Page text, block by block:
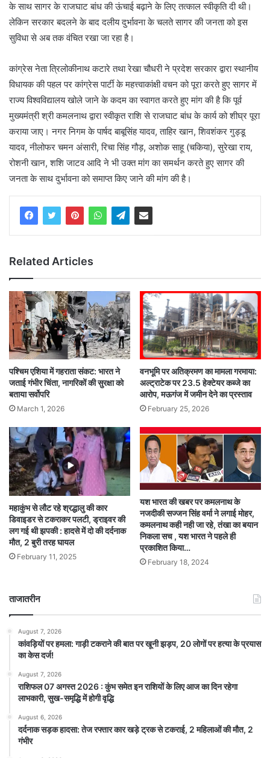
के साथ सागर के राजघाट बांध की ऊंचाई बढ़ाने के लिए तत्काल स्वीकृति दी थी।
लेकिन सरकार बदलने के बाद दलीय दुर्भावना के चलते सागर की जनता को इस
सुविधा से अब तक वंचित रखा जा रहा है।
कांग्रेस नेता त्रिलोकीनाथ कटारे तथा रेखा चौधरी ने प्रदेश सरकार द्वारा स्थानीय
विधायक की पहल पर कांग्रेस पार्टी के महत्त्वाकांक्षी वचन को पूरा करते हुए सागर में
राज्य विश्वविद्यालय खोले जाने के कदम का स्वागत करते हुए मांग की है कि पूर्व
मुख्यमंत्री श्री कमलनाथ द्वारा स्वीकृत राशि से राजघाट बांध के कार्य को शीघ्र पूरा
कराया जाए। नगर निगम के पार्षद बाबूसिंह यादव, ताहिर खान, शिवशंकर गुड्डू
यादव, नीलोफर चमन अंसारी, रिचा सिंह गौड़, अशोक साहू (चकिया), सुरेखा राय,
रोशनी खान, शशि जाटव आदि ने भी उक्त मांग का समर्थन करते हुए सागर की
जनता के साथ दुर्भावना को समाप्त किए जाने की मांग की है।
Related Articles
पश्चिम एशिया में गहराता संकट: भारत ने
जताई गंभीर चिंता, नागरिकों की सुरक्षा को
बताया सर्वोपरि
March 1, 2026
वनभूमि पर अतिक्रमण का मामला गरमाया:
अल्ट्राटेक पर 23.5 हेक्टेयर कब्जे का
आरोप, मऊगंज में जमीन देने का प्रस्ताव
February 25, 2026
महाकुंभ से लौट रहे श्रद्धालु की कार
डिवाइडर से टकराकर पलटी, ड्राइवर की
लग गई थी झपकी : हादसे में दो की दर्दनाक
मौत, 2 बुरी तरह घायल
February 11, 2025
यश भारत की खबर पर कमलनाथ के
नजदीकी सज्जन सिंह वर्मा ने लगाई मोहर,
कमलनाथ कही नही जा रहे, तंखा का बयान
निकला सच , यश भारत ने पहले ही
प्रकाशित किया…
February 18, 2024
ताजातरीन
August 7, 2026
कांवड़ियों पर हमला: गाड़ी टकराने की बात पर खूनी झड़प, 20 लोगों पर हत्या के प्रयास
का केस दर्ज!
August 7, 2026
राशिफल 07 अगस्त 2026 : कुंभ समेत इन राशियों के लिए आज का दिन रहेगा
लाभकारी, सुख-समृद्धि में होगी वृद्धि
August 6, 2026
दर्दनाक सड़क हादसा: तेज रफ्तार कार खड़े ट्रक से टकराई, 2 महिलाओं की मौत, 2
गंभीर